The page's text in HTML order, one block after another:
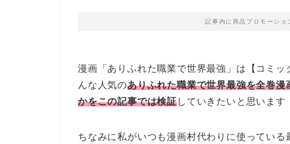
記事内に商品プロモーショ
漫画「ありふれた職業で世界最強」は【コミ
んな人気のありふれた職業で世界最強を全巻
かをこの記事では検証していきたいと思います
ちなみに私がいつも漫画村代わりに使ってい